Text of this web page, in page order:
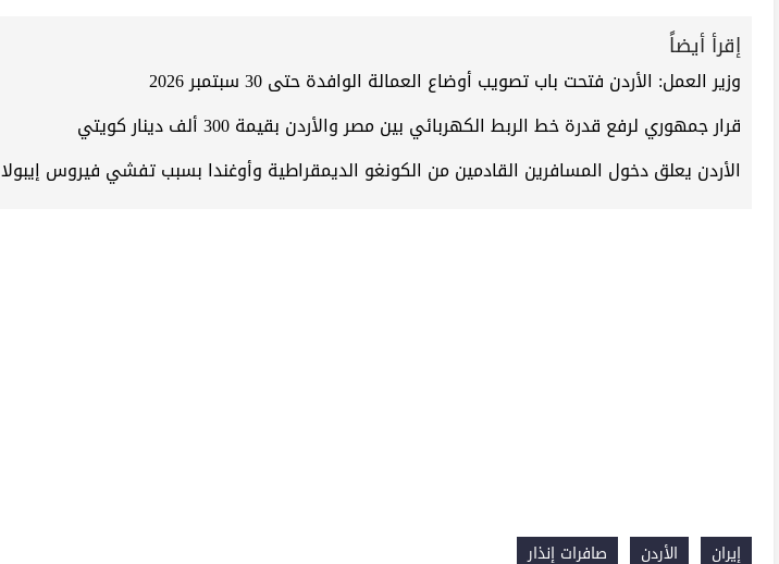
إقرأ أيضاً
وزير العمل: الأردن فتحت باب تصويب أوضاع العمالة الوافدة حتى 30 سبتمبر 2026
قرار جمهوري لرفع قدرة خط الربط الكهربائي بين مصر والأردن بقيمة 300 ألف دينار كويتي
الأردن يعلق دخول المسافرين القادمين من الكونغو الديمقراطية وأوغندا بسبب تفشي فيروس إيبولا
إيران الأردن صافرات إنذار